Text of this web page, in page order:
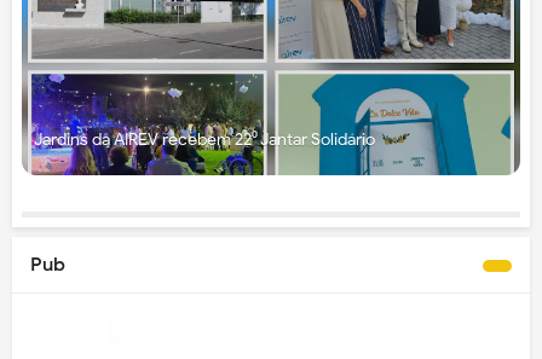
Jardins da AIREV recebem 22⁰ Jantar Solidário
Pub